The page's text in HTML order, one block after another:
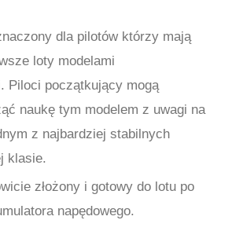
dla pilotów którzy mają
loty modelami
Piloci początkujący mogą
naukę tym modelem z uwagi na
z najbardziej stabilnych
klasie.
złożony i gotowy do lotu po
napędowego.